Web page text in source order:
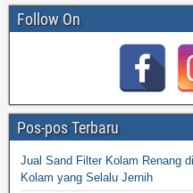
Follow On
Pos-pos Terbaru
Jual Sand Filter Kolam Renang
Kolam yang Selalu Jernih